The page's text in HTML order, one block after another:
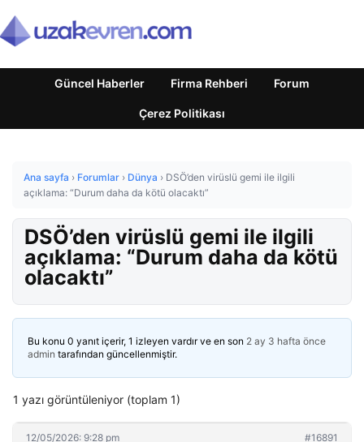
Güncel Haberler Firma Rehberi Forum
Çerez Politikası
Ana sayfa › Forumlar › Dünya › DSÖ’den virüslü gemi ile ilgili
açıklama: “Durum daha da kötü olacaktı”
DSÖ’den virüslü gemi ile ilgili
açıklama: “Durum daha da kötü
olacaktı”
Bu konu 0 yanıt içerir, 1 izleyen vardır ve en son 2 ay 3 hafta önce
admin tarafından güncellenmiştir.
1 yazı görüntüleniyor (toplam 1)
12/05/2026: 9:28 pm #16891